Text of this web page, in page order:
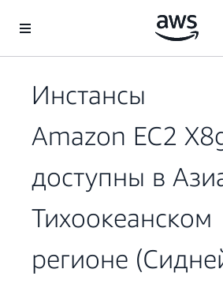
Перейти к главному контенту
Инстансы
Amazon EC2
доступны в
Тихоокеанском
регионе